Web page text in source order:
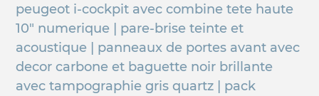
peugeot i-cockpit avec combine tete haute
10" numerique | pare-brise teinte et
acoustique | panneaux de portes avant avec
decor carbone et baguette noir brillante
avec tampographie gris quartz | pack